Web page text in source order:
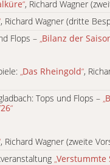
“, Richard Wagner
, Richard Wagner (dritte
Flops – „Bilanz der
„Das Rheingold“,
Tops und Flops – „
“
, Richard Wagner (zweite
„Verstummte